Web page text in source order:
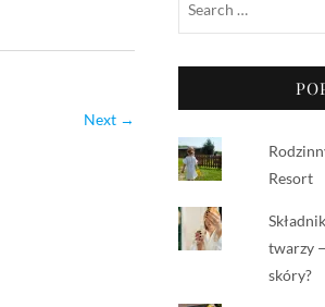
Next →
Resort
twarzy
skóry?